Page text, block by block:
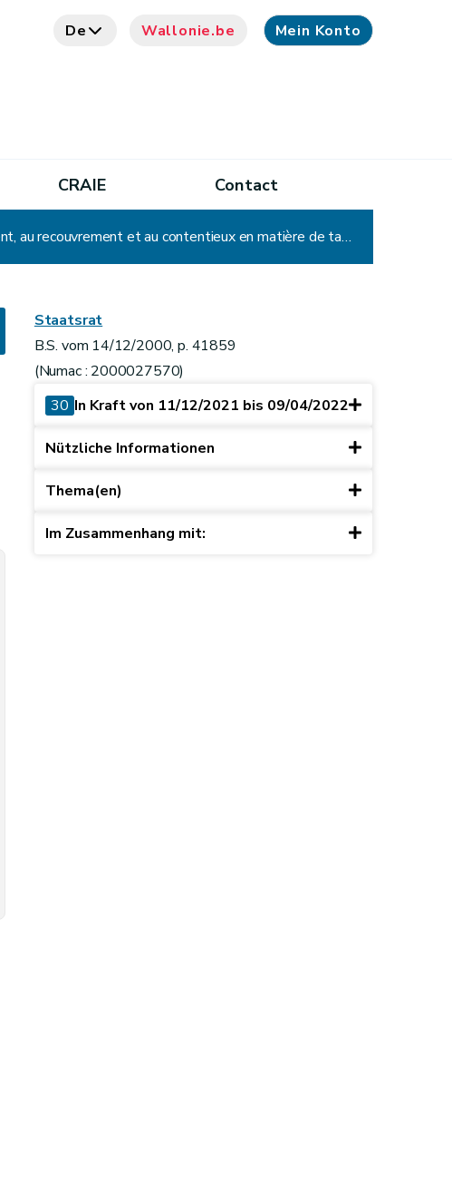
De Wallonie.be Mein Konto
CRAIE Contact
Arrêté du Gouvernement wallon portant exécution du décret du 6 mai 1999 relatif à l'établissement, au recouvrement et au contentieux en matière de taxes régionales (wallonnes - D. du 17/01/2008)
Staatsrat
B.S. vom 14/12/2000, p. 41859
(Numac : 2000027570)
30 In Kraft von 11/12/2021 bis 09/04/2022
Nützliche Informationen
Thema(en)
Im Zusammenhang mit: